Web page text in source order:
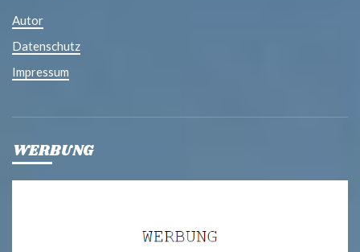
Autor
Datenschutz
Impressum
WERBUNG